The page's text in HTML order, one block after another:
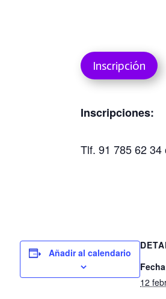
Inscripción
Inscripciones:
Tlf. 91 785 62 34
Añadir al calendario
12